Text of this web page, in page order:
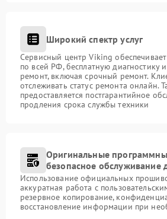
Широкий спектр услуг
Сервисный центр Viking
по всей РФ, бесплатную диагностику
ремонт, включая срочный ремонт.
отслеживать статус ремонта онлайн.
предоставляется постгарантийное
продления срока службы техники
Оригинальные
безопасное обслуживание
Использование официальных
аккуратная работа с
резервное копирование,
восстановление информации при